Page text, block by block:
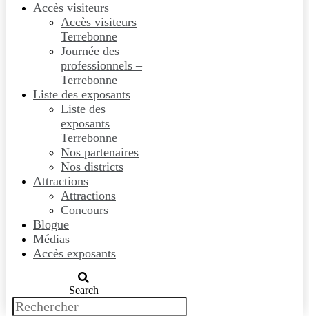
Accès visiteurs
Accès visiteurs
Terrebonne
Journée des
professionnels –
Terrebonne
Liste des exposants
Liste des
exposants
Terrebonne
Nos partenaires
Nos districts
Attractions
Attractions
Concours
Blogue
Médias
Accès exposants
Search